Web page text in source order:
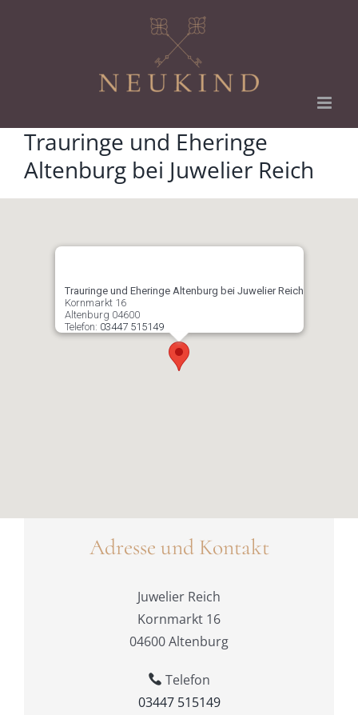
Trauringe und Eheringe
Altenburg bei Juwelier Reich
Trauringe und Eheringe Altenburg bei Juwelier Reich
Kornmarkt 16
Altenburg 04600
Telefon: 03447 515149
Adresse und Kontakt
Juwelier Reich
Kornmarkt 16
04600 Altenburg
Telefon
03447 515149